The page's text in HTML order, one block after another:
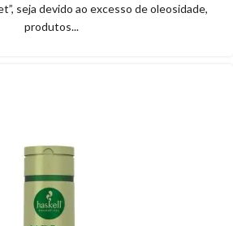
seja devido ao excesso de oleosidade,
produtos...